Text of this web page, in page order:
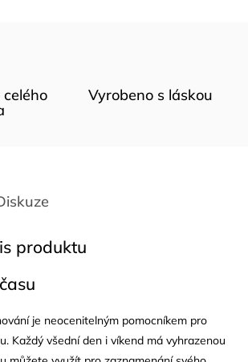
Vyrobeno s láskou
produktu
je neocenitelným pomocníkem pro
Každý všední den i víkend má vyhrazenou